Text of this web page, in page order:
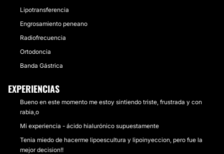
Lipotransferencia
Engrosamiento peneano
Radiofrecuencia
Ortodoncia
Banda Gástrica
EXPERIENCIAS
Bueno en este momento me estoy sintiendo triste, frustrada y con
rabia,o
Mi experiencia - ácido hialurónico supuestamente
Tenia miedo de hacerme lipoescultura y lipoinyeccion, pero fue la
mejor decision!!